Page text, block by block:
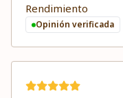
Rendimiento
Opinión verificada